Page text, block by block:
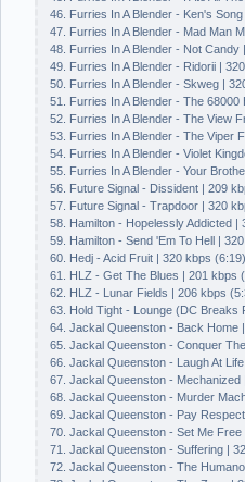
46. Furries In A Blender - Ken's
47. Furries In A Blender - Mad Man
48. Furries In A Blender - Not Candy
49. Furries In A Blender - Ridorii |
50. Furries In A Blender - Skweg |
51. Furries In A Blender - The
52. Furries In A Blender - The View
53. Furries In A Blender - The Viper
54. Furries In A Blender - Violet
55. Furries In A Blender - Your
56. Future Signal - Dissident | 209
57. Future Signal - Trapdoor | 320
58. Hamilton - Hopelessly Addicted |
59. Hamilton - Send 'Em To Hell |
60. Hedj - Acid Fruit | 320 kbps (6:19)
61. HLZ - Get The Blues | 201 kbps
62. HLZ - Lunar Fields | 206 kbps
63. Hold Tight - Lounge (DC Breaks
64. Jackal Queenston - Back Home
65. Jackal Queenston - Conquer
66. Jackal Queenston - Laugh At
67. Jackal Queenston - Mechanized
68. Jackal Queenston - Murder
69. Jackal Queenston - Pay
70. Jackal Queenston - Set Me
71. Jackal Queenston - Suffering |
72. Jackal Queenston - The